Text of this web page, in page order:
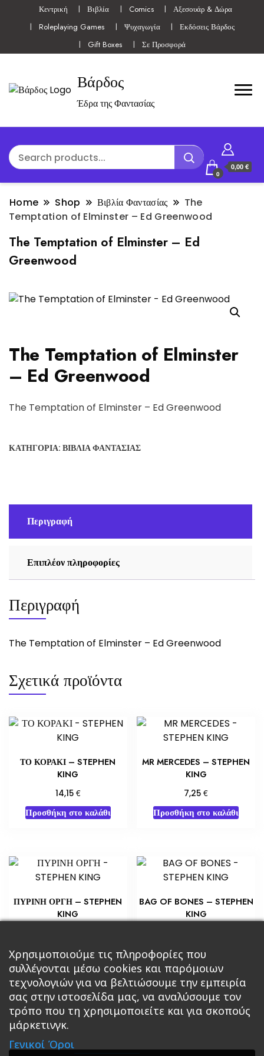
Κεντρική Βιβλία Comics
Αξεσουάρ & Δώρα
Roleplaying Games
Ψυχαγωγία
Εκδόσεις Βάρδος
Gift Boxes
Σε Προσφορά
Βάρδος
Έδρα της Φαντασίας
0
0,00 €
Home Shop Βιβλία Φαντασίας
The
Temptation of Elminster – Ed Greenwood
The Temptation of Elminster – Ed
Greenwood
The Temptation of Elminster
– Ed Greenwood
The Temptation of Elminster – Ed Greenwood
ΚΑΤΗΓΟΡΊΑ: ΒΙΒΛΊΑ ΦΑΝΤΑΣΊΑΣ
Περιγραφή
Επιπλέον πληροφορίες
Περιγραφή
The Temptation of Elminster – Ed Greenwood
Σχετικά προϊόντα
ΤΟ ΚΟΡΑΚΙ – STEPHEN
KING
14,15 €
Προσθήκη στο καλάθι
MR MERCEDES – STEPHEN
KING
7,25€
Προσθήκη στο καλάθι
ΠΥΡΙΝΗ ΟΡΓΗ – STEPHEN
KING
Προσθήκη στο καλάθι
BAG OF BONES – STEPHEN
KING
Διαβάστε περισσότερα
Κεντρική Βιβλία
Roleplaying Games Ψυχαγωγία Εκδόσεις Βάρδος
Χρησιμοποιούμε τις πληροφορίες που
συλλέγονται μέσω cookies και παρόμοιων
τεχνολογιών για να βελτιώσουμε την εμπειρία
σας στην ιστοσελίδα μας, να αναλύσουμε τον
τρόπο που τη χρησιμοποιείτε και για σκοπούς
μάρκετινγκ.
Γενικοί Όροι